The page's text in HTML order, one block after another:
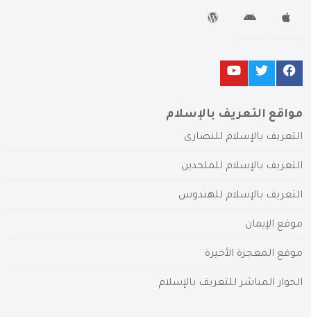
مواقع التعريف بالإسلام
التعريف بالإسلام للنصارى
التعريف بالإسلام للملحدين
التعريف بالإسلام للهندوس
موقع الإيمان
موقع المعجزة الأخيرة
الحوار المباشر للتعريف بالإسلام